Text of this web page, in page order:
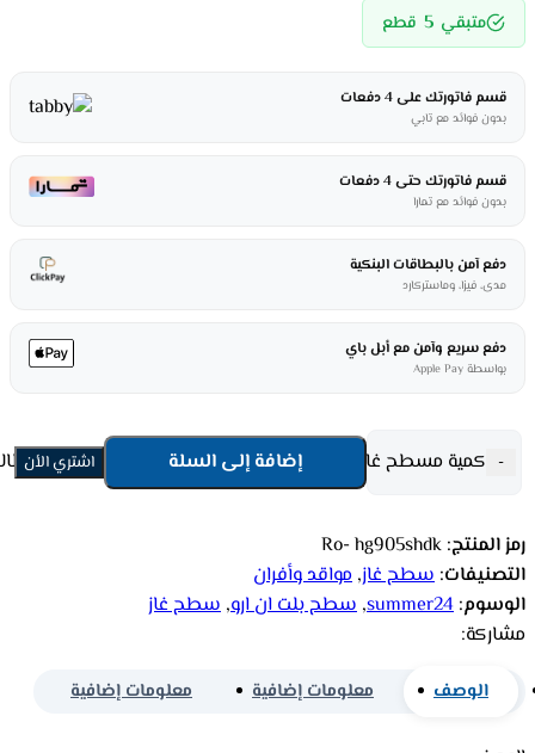
متبقي 5 قطع
قسم فاتورتك على 4 دفعات
بدون فوائد مع تابي
قسم فاتورتك حتى 4 دفعات
بدون فوائد مع تمارا
دفع آمن بالبطاقات البنكية
مدى، فيزا، وماستركارد
دفع سريع وآمن مع أبل باي
بواسطة Apple Pay
- كمية مسطح غاز بلت ان ارو 90 سم 5 شعلة تحكم أمامي - إيطالي Ro- hg905shdkإضافة إلى السلة اشتري الأن
رمز المنتج: Ro- hg905shdk
التصنيفات: سطح غاز, مواقد وأفران
الوسوم: summer24
, سطح بلت ان ارو, سطح غاز
مشاركة:
الوصف معلومات إضافية معلومات إضافية